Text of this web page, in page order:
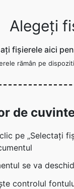
Alegeți
fișierele aici
rămân pe
de
pe „Selectați
se va
controlul